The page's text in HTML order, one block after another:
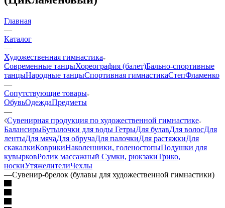
Главная
—
Каталог
—
Художественная гимнастика
Современные танцыХореография (балет)Бально-спортивные
танцыНародные танцыСпортивная гимнастикаСтепФламенко
—
Сопутствующие товары
ОбувьОдеждаПредметы
—
Сувенирная продукция по художественной гимнастике
БалансирыБутылочки для воды ГетрыДля булавДля волосДля
лентыДля мячаДля обручаДля палочкиДля растяжкиДля
скакалкиКоврикиНаколенники, голеностопыПодушки для
кувырковРолик массажный Сумки, рюкзакиТрико,
носкиУтяжелителиЧехлы
—Cувенир-брелок (булавы для художественной гимнастики)